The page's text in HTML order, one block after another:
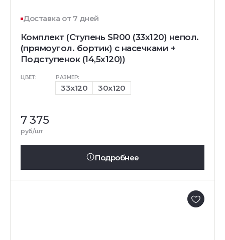
Доставка от 7 дней
Комплект (Ступень SR00 (33x120) непол.
(прямоугол. бортик) с насечками +
Подступенок (14,5x120))
ЦВЕТ: РАЗМЕР:
33x120 30x120
7 375
руб/шт
Подробнее